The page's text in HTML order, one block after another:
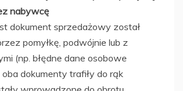
nabywcę
dokument sprzedażowy został
pomyłkę, podwójnie lub z
(np. błędne dane osobowe
dokumenty trafiły do rąk